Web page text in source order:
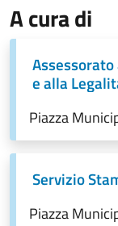
A cura di
e alla
Piazza
Servizio
Piazza